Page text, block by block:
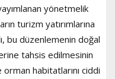
yönetmelik
turizm yatırımlarına
bu düzenlemenin doğal
tahsis edilmesinin
habitatlarını ciddi